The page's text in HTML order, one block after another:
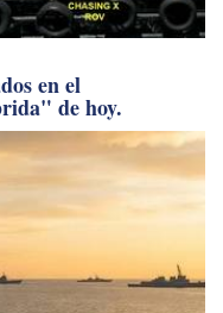
en el
de hoy.